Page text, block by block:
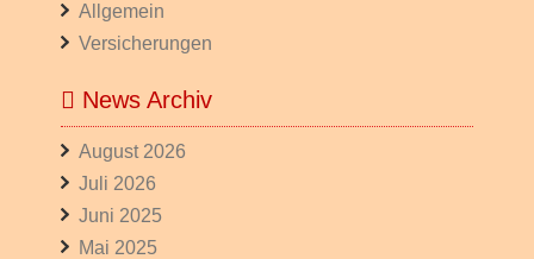
Allgemein
Versicherungen
News Archiv
August 2026
Juli 2026
Juni 2025
Mai 2025